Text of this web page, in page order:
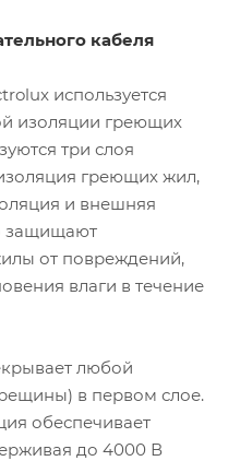
кабеля
используется
изоляции греющих
три слоя
греющих жил,
и внешняя
защищают
от повреждений,
влаги в течение
любой
в первом слое.
обеспечивает
до 4000 В